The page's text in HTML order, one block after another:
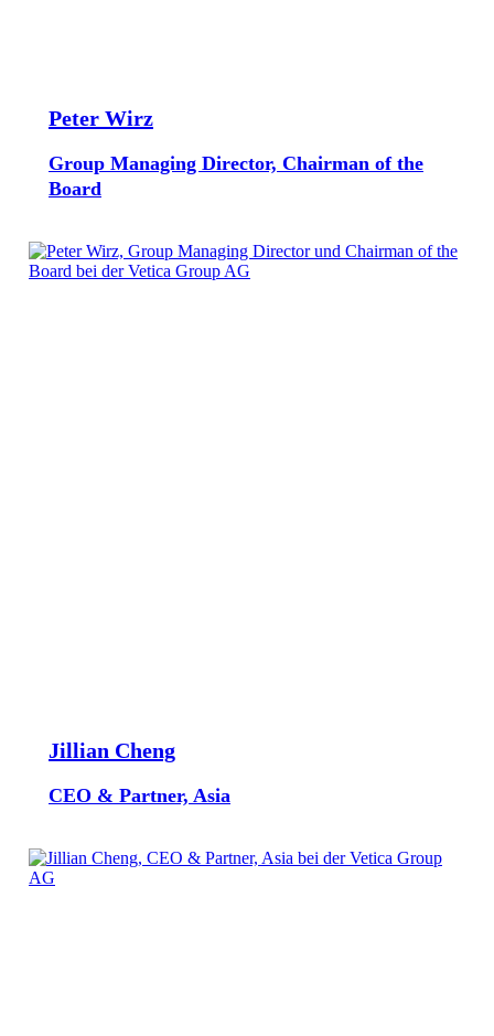
Peter Wirz
Group Managing Director, Chairman of the
Board
Jillian Cheng
CEO & Partner, Asia